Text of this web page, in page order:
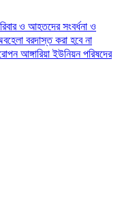
ও আহতদের সংবর্ধনা ও
বরদাস্ত করা হবে না
আঙ্গারিয়া ইউনিয়ন পরিষদের